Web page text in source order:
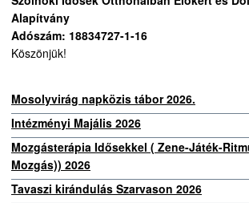
Alapítvány
Adószám: 18834727-1-16
Köszönjük!
Mosolyvirág napközis tábor 2026.
Intézményi Majális 2026
Mozgásterápia Idősekkel ( Zene-Játék-
Mozgás)) 2026
Tavaszi kirándulás Szarvason 2026